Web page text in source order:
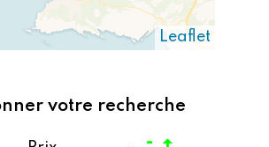
Leaflet
votre recherche